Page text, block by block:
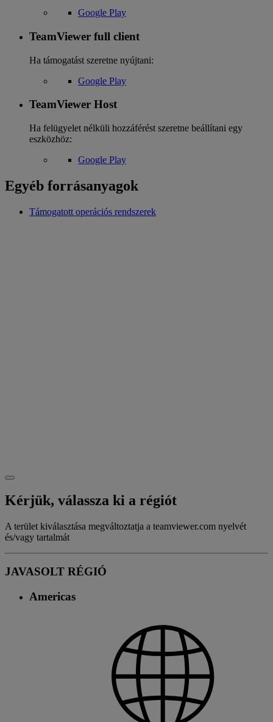
Google Play
TeamViewer full client
Ha támogatást szeretne nyújtani:
Google Play
TeamViewer Host
Ha felügyelet nélküli hozzáférést szeretne beállítani egy
eszközhöz:
Google Play
Egyéb forrásanyagok
Támogatott operációs rendszerek
Kérjük, válassza ki a régiót
A terület kiválasztása megváltoztatja a teamviewer.com nyelvét
és/vagy tartalmát
JAVASOLT RÉGIÓ
Americas